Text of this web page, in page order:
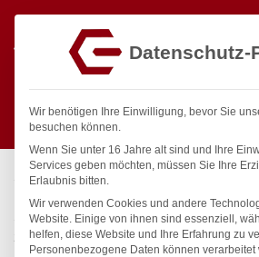
Start / Gastronomiebedarf & Gastro
Küchenartikel
Spender &
Saucenflaschen-Halter, HENDI, 3-fach,
209x80x(H)78mm
Datenschutz-
Wir benötigen Ihre Einwilligung, bevor Sie
besuchen können.
Wenn Sie unter 16 Jahre alt sind und Ihre
Services geben möchten, müssen Sie Ihre
Erlaubnis bitten.
Wir verwenden Cookies und andere
Website. Einige von ihnen sind essenziell,
helfen, diese Website und Ihre Erfahrung zu
Personenbezogene Daten können verarbeitet